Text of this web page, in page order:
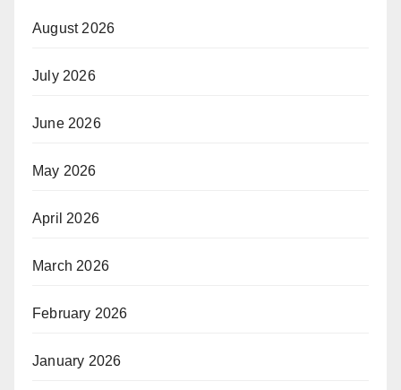
August 2026
July 2026
June 2026
May 2026
April 2026
March 2026
February 2026
January 2026